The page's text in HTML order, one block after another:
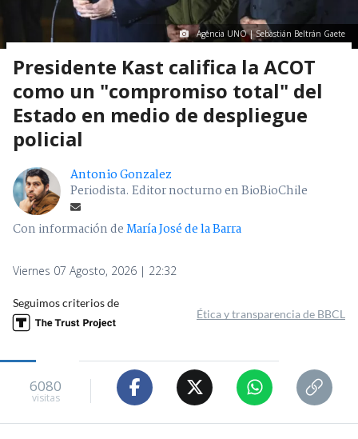
Agencia UNO | Sebastián Beltrán Gaete
Presidente Kast califica la ACOT
como un "compromiso total" del
Estado en medio de despliegue
policial
Antonio Gonzalez
Periodista. Editor nocturno en BioBioChile
Con información deMaría José de la Barra
Viernes 07 Agosto, 2026 | 22:32
Seguimos criterios de
Ética y transparencia de BBCL
6080
visitas